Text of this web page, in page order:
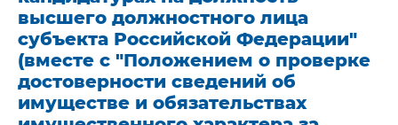
высшего должностного лица
субъекта Российской Федерации"
(вместе с "Положением о проверке
достоверности сведений об
имуществе и обязательствах